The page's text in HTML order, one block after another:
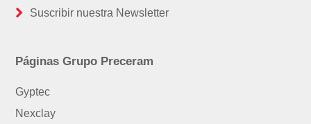
Suscribir nuestra Newsletter
Páginas Grupo Preceram
Gyptec
Nexclay